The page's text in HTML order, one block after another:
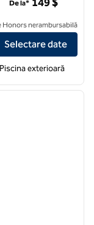
Suites by Hilton Dulles
De la* 149 $
Honors nerambursabilă
Selectare date
Piscina exterioară